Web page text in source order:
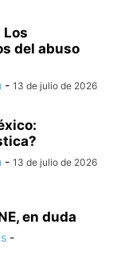
Los
del abuso
- 13 de julio de 2026
- 13 de julio de 2026
en duda
-